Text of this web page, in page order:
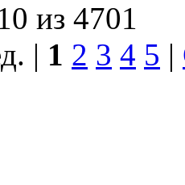
из 4701
| 1 2 3 4 5 |